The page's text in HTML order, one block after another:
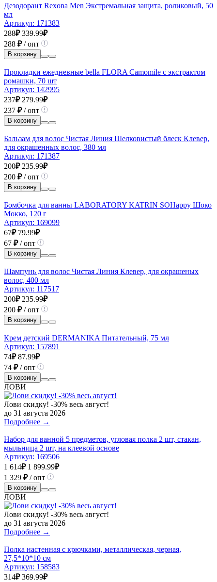
Дезодорант Rexona Men Экстремальная защита, роликовый, 50
мл
Артикул: 171383
288₽ 339.99₽
288 ₽/ опт
В корзину
Прокладки ежедневные bella FLORA Camomile с экстрактом
ромашки, 70 шт
Артикул: 142995
237₽ 279.99₽
237 ₽/ опт
В корзину
Бальзам для волос Чистая Линия Шелковистый блеск Клевер,
для окрашенных волос, 380 мл
Артикул: 171387
200₽ 235.99₽
200 ₽/ опт
В корзину
Бомбочка для ванны LABORATORY KATRIN SOHappy Шоко
Мокко, 120 г
Артикул: 169099
67₽ 79.99₽
67 ₽/ опт
В корзину
Шампунь для волос Чистая Линия Клевер, для окрашеных
волос, 400 мл
Артикул: 117517
200₽ 235.99₽
200 ₽/ опт
В корзину
Крем детский DERMANIKA Питательный, 75 мл
Артикул: 157891
74₽ 87.99₽
74 ₽/ опт
В корзину
ЛОВИ
Лови скидку! -30% весь август!
до 31 августа 2026
Подробнее →
Набор для ванной 5 предметов, угловая полка 2 шт, стакан,
мыльница 2 шт, на клеевой основе
Артикул: 169506
1 614₽ 1 899.99₽
1 329 ₽/ опт
В корзину
ЛОВИ
Лови скидку! -30% весь август!
до 31 августа 2026
Подробнее →
Полка настенная с крючками, металлическая, черная,
27,5*10*10 см
Артикул: 158583
314₽ 369.99₽